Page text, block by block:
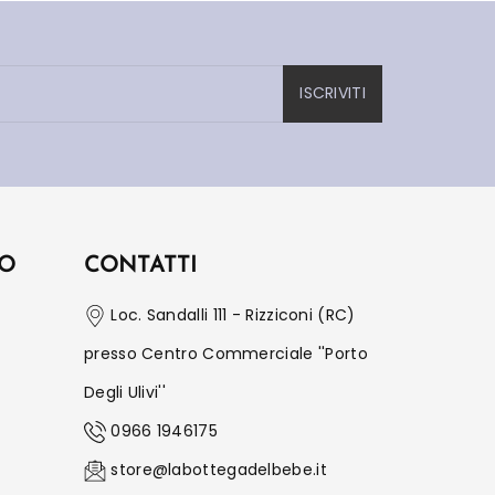
ISCRIVITI
CONTATTI
Loc. Sandalli 111 - Rizziconi (RC)
presso Centro Commerciale ''Porto
Degli Ulivi''
0966 1946175
store@labottegadelbebe.it